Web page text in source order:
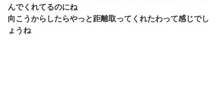
んでくれてるのにね
向こうからしたらやっと距離取ってくれたわって感じでし
ょうね